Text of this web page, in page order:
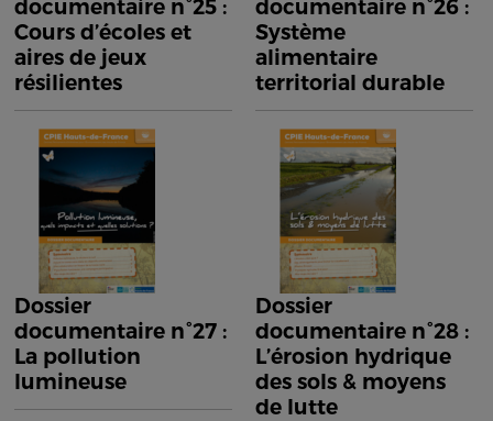
documentaire n°25 :
Cours d’écoles et
aires de jeux
résilientes
documentaire n°26 :
Système
alimentaire
territorial durable
Dossier
documentaire n°27 :
La pollution
lumineuse
Dossier
documentaire n°28 :
L’érosion hydrique
des sols & moyens
de lutte